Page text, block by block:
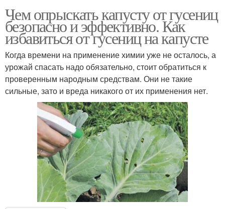
Чем опрыскать капусту от гусениц
безопасно и эффективно. Как
избавиться от гусениц на капусте
Когда времени на применение химии уже не осталось, а
урожай спасать надо обязательно, стоит обратиться к
проверенным народным средствам. Они не такие
сильные, зато и вреда никакого от их применения нет.